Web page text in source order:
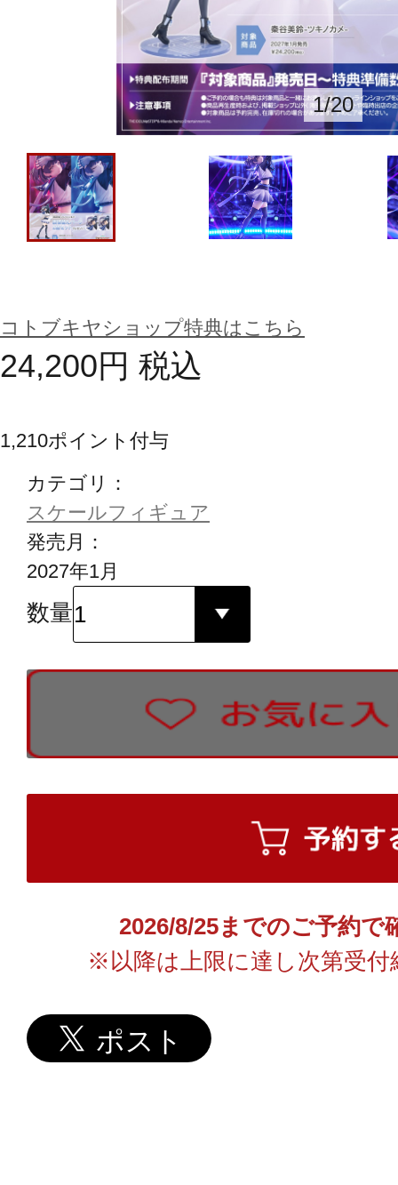
1/20
コトブキヤショップ特典はこちら
24,200円 税込
1,210ポイント付与
カテゴリ：
スケールフィギュア
発売月：
2027年1月
数量
2026/8/25までのご予約で
※以降は上限に達し次第受付